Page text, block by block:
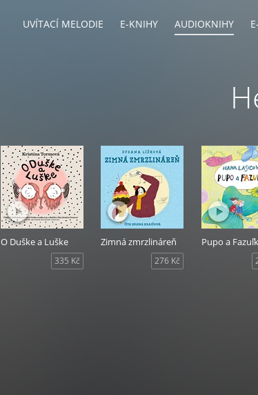
UVÍTACÍ MELODIE E-KNIHY AUDIOKNIHY
O Duške a Luške
335 Kč
Zimná zmrzlináreň
276 Kč
Pupo a